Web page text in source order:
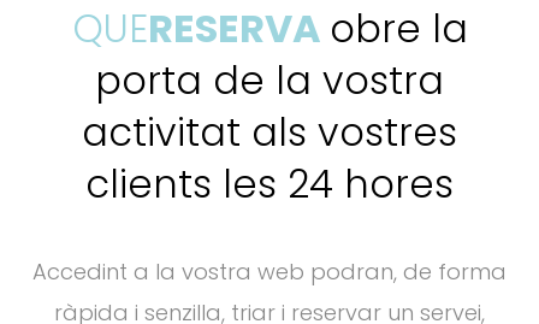
QUERESERVA obre la
porta de la vostra
activitat als vostres
clients les 24 hores
Accedint a la vostra web podran, de forma
ràpida i senzilla, triar i reservar un servei,